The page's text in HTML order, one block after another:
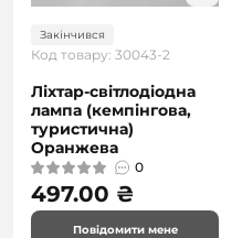
Закінчився
Код товару: 30043-2
Ліхтар-світлодіодна
лампа (кемпінгова,
туристична)
Оранжева
0
497.00 ₴
Повідомити мене